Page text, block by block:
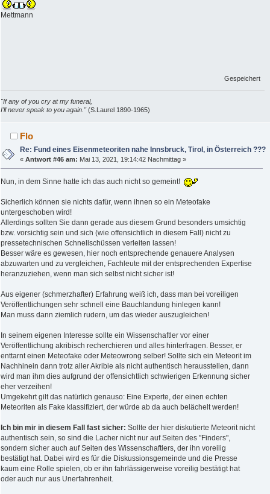
Mettmann
Gespeichert
"If any of you cry at my funeral,
I'll never speak to you again."(S.Laurel 1890-1965)
Flo
Re: Fund eines Eisenmeteoriten nahe Innsbruck, Tirol, in Österreich ???
«Antwort #46 am: Mai 13, 2021, 19:14:42 Nachmittag »
Nun, in dem Sinne hatte ich das auch nicht so gemeint!
Sicherlich können sie nichts dafür, wenn ihnen so ein Meteofake
untergeschoben wird!
Allerdings sollten Sie dann gerade aus diesem Grund besonders umsichtig
bzw. vorsichtig sein und sich (wie offensichtlich in diesem Fall) nicht zu
pressetechnischen Schnellschüssen verleiten lassen!
Besser wäre es gewesen, hier noch entsprechende genauere Analysen
abzuwarten und zu vergleichen, Fachleute mit der entsprechenden Expertise
heranzuziehen, wenn man sich selbst nicht sicher ist!
Aus eigener (schmerzhafter) Erfahrung weiß ich, dass man bei voreiligen
Veröffentlichungen sehr schnell eine Bauchlandung hinlegen kann!
Man muss dann ziemlich rudern, um das wieder auszugleichen!
In seinem eigenen Interesse sollte ein Wissenschaftler vor einer
Veröffentlichung akribisch recherchieren und alles hinterfragen. Besser, er
enttarnt einen Meteofake oder Meteowrong selber! Sollte sich ein Meteorit im
Nachhinein dann trotz aller Akribie als nicht authentisch herausstellen, dann
wird man ihm dies aufgrund der offensichtlich schwierigen Erkennung sicher
eher verzeihen!
Umgekehrt gilt das natürlich genauso: Eine Experte, der einen echten
Meteoriten als Fake klassifiziert, der würde ab da auch belächelt werden!
Ich bin mir in diesem Fall fast sicher: Sollte der hier diskutierte Meteorit nicht
authentisch sein, so sind die Lacher nicht nur auf Seiten des "Finders",
sondern sicher auch auf Seiten des Wissenschaftlers, der ihn voreilig
bestätigt hat. Dabei wird es für die Diskussionsgemeinde und die Presse
kaum eine Rolle spielen, ob er ihn fahrlässigerweise voreilig bestätigt hat
oder auch nur aus Unerfahrenheit.